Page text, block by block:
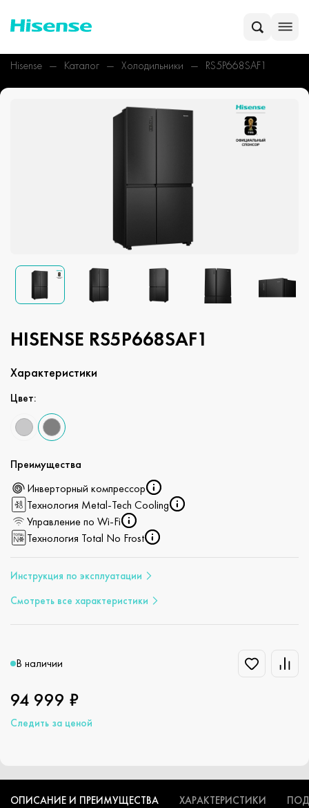
Hisense Каталог Холодильники RS5P668SAF1
HISENSE RS5P668SAF1
Характеристики
Цвет:
Преимущества
Инверторный компрессор
Технология Metal-Tech Cooling
Управление по Wi-Fi
Технология Total No Frost
Инструкция по эксплуатации
Смотреть все характеристики
В наличии
94 999 ₽
Следить за ценой
ОПИСАНИЕ И ПРЕИМУЩЕСТВА ХАРАКТЕРИСТИКИ